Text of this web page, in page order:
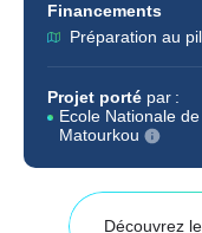
Financements
Préparation au
Projet porté par :
Ecole Nationale
Matourkou
Découvrez